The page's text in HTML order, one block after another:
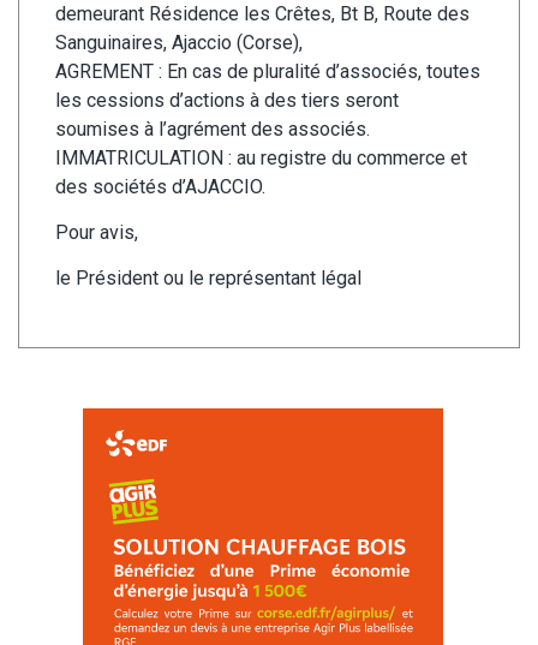
demeurant Résidence les Crêtes, Bt B, Route des
Sanguinaires, Ajaccio (Corse),
AGREMENT : En cas de pluralité d’associés, toutes
les cessions d’actions à des tiers seront
soumises à l’agrément des associés.
IMMATRICULATION : au registre du commerce et
des sociétés d’AJACCIO.
Pour avis,
le Président ou le représentant légal